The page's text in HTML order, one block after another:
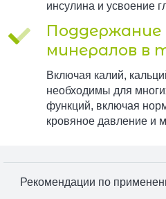
инсулина и усвоение
Поддержание
минералов в
Включая калий,
необходимы для
функций, включая
кровяное давление
Рекомендации по